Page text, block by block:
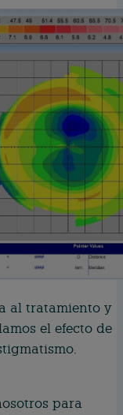
al tratamiento y
el efecto de
para